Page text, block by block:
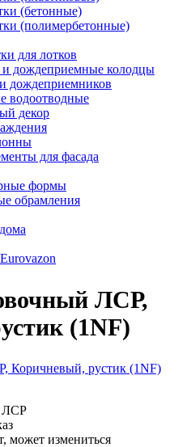
(бетонные)
(полимербетонные)
для лотков
дождеприемные колодцы
дождеприемников
водоотводные
декор
для фасада
формы
обрамления
ЛСР,
(1NF)
ЛСР
может измениться